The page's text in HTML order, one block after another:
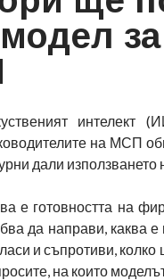
на МСП
дали
е готовността на
да направи, каква е
и съпротиви,
на които